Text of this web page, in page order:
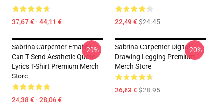
37,67 € - 44,11 € 22,49 €$24.45
Sabrina Carpenter Emails I
Can T Send Aesthetic Quote
Lyrics T-Shirt Premium Merch
Store
24,38 € - 28,06 €
-20%
Sabrina Carpenter Digital
Drawing Legging Premium
Merch Store
26,63 €$28.95
-20%